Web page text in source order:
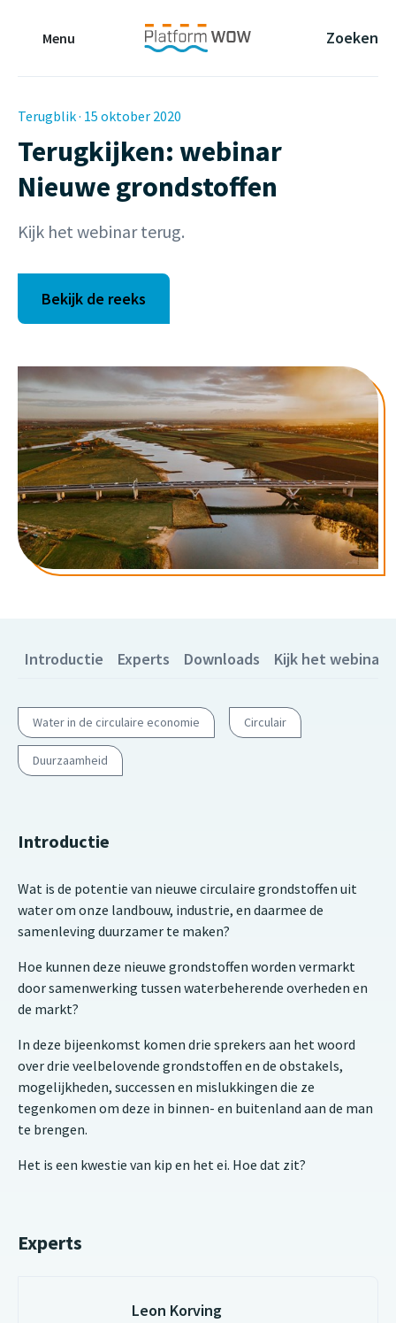
Menu
Zoeken
Terugblik · 15 oktober 2020
Terugkijken: webinar
Nieuwe grondstoffen
Kijk het webinar terug.
Bekijk de reeks
Introductie Experts Downloads Kijk het webinar
Water in de circulaire economie Circulair
Duurzaamheid
Introductie
Wat is de potentie van nieuwe circulaire grondstoffen uit
water om onze landbouw, industrie, en daarmee de
samenleving duurzamer te maken?
Hoe kunnen deze nieuwe grondstoffen worden vermarkt
door samenwerking tussen waterbeherende overheden en
de markt?
In deze bijeenkomst komen drie sprekers aan het woord
over drie veelbelovende grondstoffen en de obstakels,
mogelijkheden, successen en mislukkingen die ze
tegenkomen om deze in binnen- en buitenland aan de man
te brengen.
Het is een kwestie van kip en het ei. Hoe dat zit?
Experts
Leon Korving